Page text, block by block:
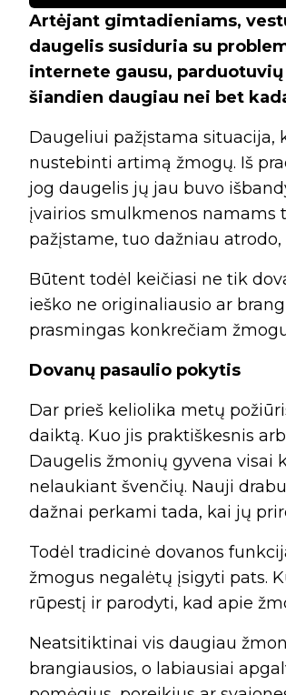
Artėjant gimtadieniams,
daugelis susiduria su
internete gausu,
šiandien daugiau nei bet
Daugeliui pažįstama situacija,
nustebinti artimą žmogų. Iš
jog daugelis jų jau buvo
įvairios smulkmenos namams
pažįstame, tuo dažniau
Būtent todėl keičiasi ne tik
ieško ne originaliausio ar
prasmingas konkrečiam
Dovanų pasaulio pokytis
Dar prieš keliolika metų
daiktą. Kuo jis praktiškesnis
Daugelis žmonių gyvena visai
nelaukiant švenčių. Nauji
dažnai perkami tada, kai jų
Todėl tradicinė dovanos
žmogus negalėtų įsigyti pats.
rūpestį ir parodyti, kad apie
Neatsitiktinai vis daugiau
brangiausios, o labiausiai